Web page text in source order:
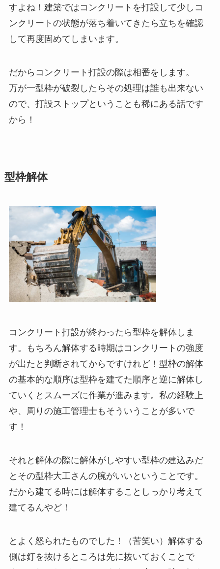
すよね！建築ではコンクリートを打設して少しコ
ンクリートの状態が落ち着いてきたら立ちを確認
して再度固めてしまいます。
だからコンクリート打設の際は相番をします。
万が一型枠が破裂したらその処理は誰も出来ない
ので、打設ストップということも稀にある話です
から！
型枠解体
コンクリート打設が終わったら型枠を解体しま
す。もちろん解体する時期はコンクリートの強度
が出たと判断されてからですけれど！型枠の解体
の基本的な順序は型枠を建てた順序と逆に解体し
ていくとスムーズに作業が進みます。私の経験上
や、周りの施工管理士もそういうことが多いで
す！
それと解体の際に解体がしやすい型枠の建込みだ
とその型枠大工さんの腕がいいということです。
だから建てる時には解体することしっかり考えて
建てるんやど！
とよく怒られたものでした！（苦笑い）解体する
側は釘を抜けるところは先に抜いておくことで